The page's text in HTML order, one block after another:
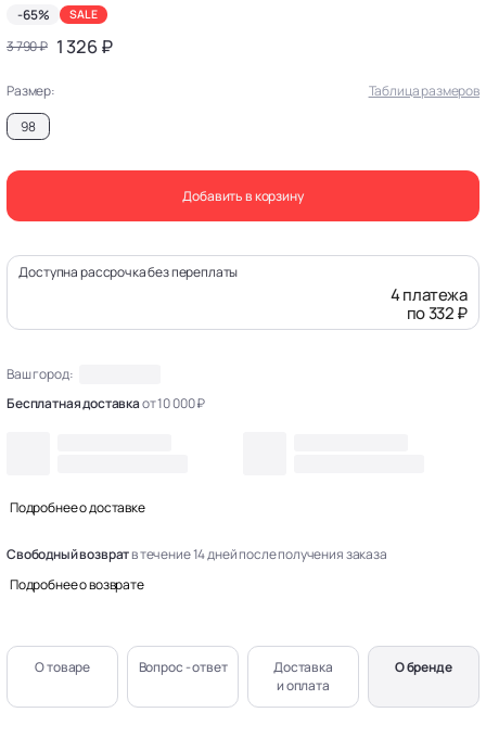
-65% SALE
3 790 ₽ 1 326 ₽
Размер:
Таблица размеров
98
Добавить в корзину
Доступна рассрочка без переплаты
4 платежа
по 332 ₽
Ваш город:
Бесплатная доставкаот 10 000 ₽
Подробнее о доставке
Свободный возвратв течение 14 дней после получения заказа
Подробнее о возврате
О товаре Вопрос - ответ
Доставка
и оплата
О бренде